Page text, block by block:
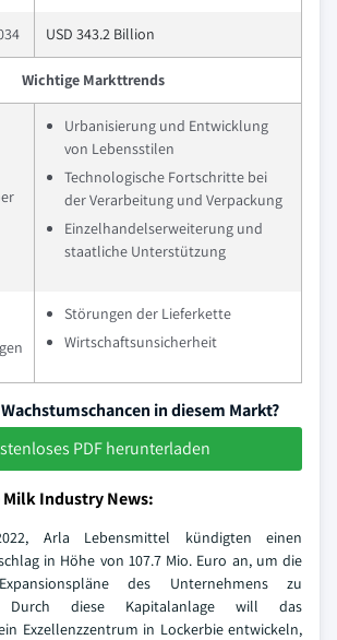
USD 343.2 Billion
Wichtige Markttrends
Urbanisierung und Entwicklung
von Lebensstilen
Technologische Fortschritte bei
der Verarbeitung und Verpackung
Einzelhandelserweiterung und
staatliche Unterstützung
Störungen der Lieferkette
Wirtschaftsunsicherheit
in diesem Markt?
PDF herunterladen
Industry News:
Arla Lebensmittel kündigten einen
in Höhe von 107.7 Mio. Euro an, um die
des Unternehmens zu
Durch diese Kapitalanlage will das
Exzellenzzentrum in Lockerbie entwickeln,